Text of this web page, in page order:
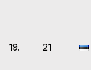
19. 21